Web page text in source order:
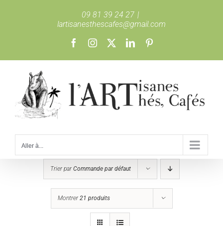
09 81 39 24 27 |
lartisanesthescafes@gmail.com
FacebookInstagram LinkedIn
Aller à...
Trier parCommande par défaut
Montrer21 produits